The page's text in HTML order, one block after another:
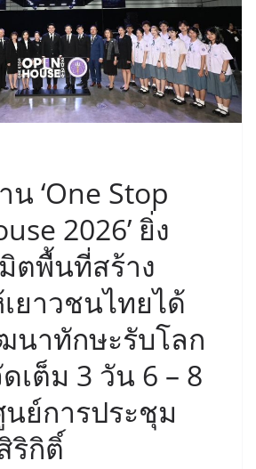
น ‘One Stop
2026’ ยิ่ง
ตพื้นที่สร้าง
ยาวชนไทยได้
นาทักษะรับโลก
เต็ม 3 วัน 6 – 8
ย์การประชุม
ริกิติ์